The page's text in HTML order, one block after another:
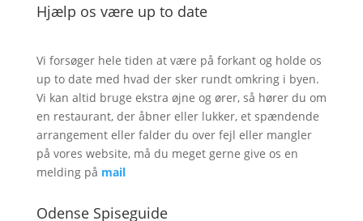
Hjælp os være up to date
Vi forsøger hele tiden at være på forkant og holde os
up to date med hvad der sker rundt omkring i byen.
Vi kan altid bruge ekstra øjne og ører, så hører du om
en restaurant, der åbner eller lukker, et spændende
arrangement eller falder du over fejl eller mangler
på vores website, må du meget gerne give os en
melding på mail
Odense Spiseguide